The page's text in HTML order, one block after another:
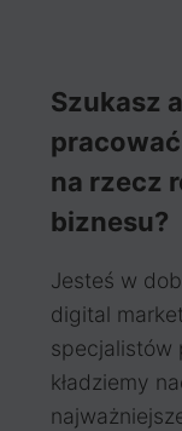
Szukasz
na rzecz
biznesu?
Jesteś w
digital
specjalistów
kładziemy